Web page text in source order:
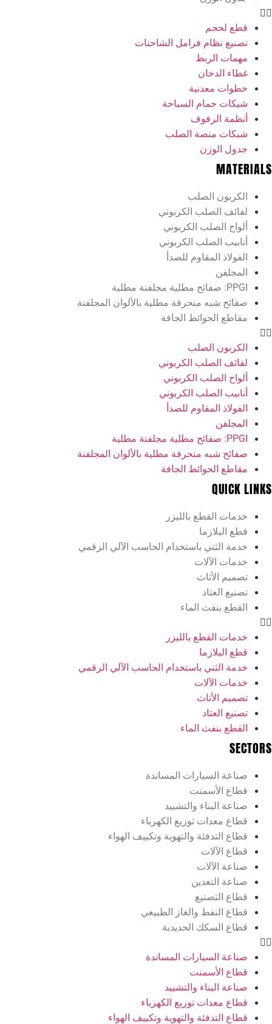
قطع لحجم
تصنيع نظام فرامل الشاحنات
مهمات الربط
غطاء الدخان
خطوات معدنية
شبكات حمام السباحة
أنظمة الرفوف
شبكات منصة الصلب
جدول الوزن
MATERIALS
الكربون الصلب
لفائف الصلب الكربوني
ألواح الصلب الكربوني
أنابيب الصلب الكربوني
الفولاذ المقاوم للصدأ
المجلفن
PPGI: صفائح مطلية مجلفنة مطلية
صفائح شبه منحرفة مطلية بالألوان المجلفنة
مقاطع الحوائط الجافة
الكربون الصلب
لفائف الصلب الكربوني
ألواح الصلب الكربوني
أنابيب الصلب الكربوني
الفولاذ المقاوم للصدأ
المجلفن
PPGI: صفائح مطلية مجلفنة مطلية
صفائح شبه منحرفة مطلية بالألوان المجلفنة
مقاطع الحوائط الجافة
QUICK LINKS
خدمات القطع بالليزر
قطع البلازما
خدمة الثني باستخدام الحاسب الآلي الرقمي
خدمات الآلات
تصميم الأثاث
تصنيع العتاد
القطع بنفث الماء
خدمات القطع بالليزر
قطع البلازما
خدمة الثني باستخدام الحاسب الآلي الرقمي
خدمات الآلات
تصميم الأثاث
تصنيع العتاد
القطع بنفث الماء
SECTORS
صناعة السيارات المساندة
قطاع الأسمنت
صناعة البناء والتشييد
قطاع معدات توزيع الكهرباء
قطاع التدفئة والتهوية وتكييف الهواء
قطاع الآلات
صناعة الآلات
صناعة التعدين
قطاع التصنيع
قطاع النفط والغاز الطبيعي
قطاع السكك الحديدية
صناعة السيارات المساندة
قطاع الأسمنت
صناعة البناء والتشييد
قطاع معدات توزيع الكهرباء
قطاع التدفئة والتهوية وتكييف الهواء